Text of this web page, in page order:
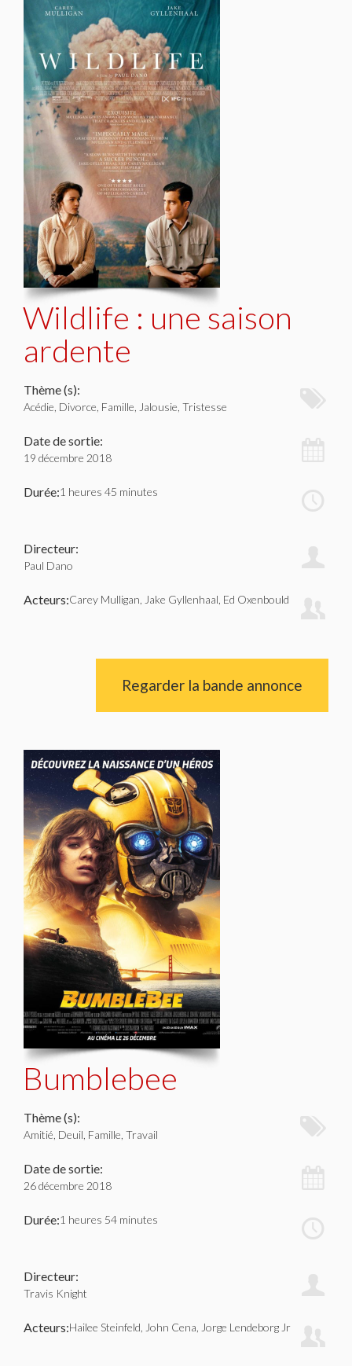
Wildlife : une saison
ardente
Thème (s):
Acédie, Divorce, Famille, Jalousie, Tristesse
Date de sortie:
19 décembre 2018
Durée:1 heures 45 minutes
Directeur:
Paul Dano
Acteurs:Carey Mulligan, Jake Gyllenhaal, Ed Oxenbould
Regarder la bande annonce
Bumblebee
Thème (s):
Amitié, Deuil, Famille, Travail
Date de sortie:
26 décembre 2018
Durée:1 heures 54 minutes
Directeur:
Travis Knight
Acteurs:Hailee Steinfeld, John Cena, Jorge Lendeborg Jr